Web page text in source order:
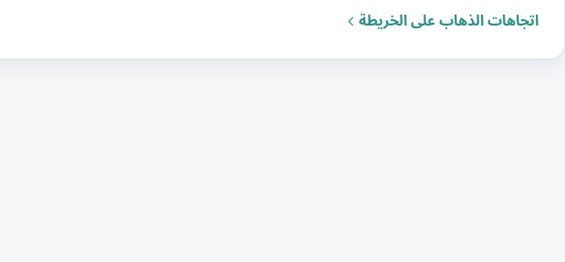
اتجاهات الذهاب على الخريطة